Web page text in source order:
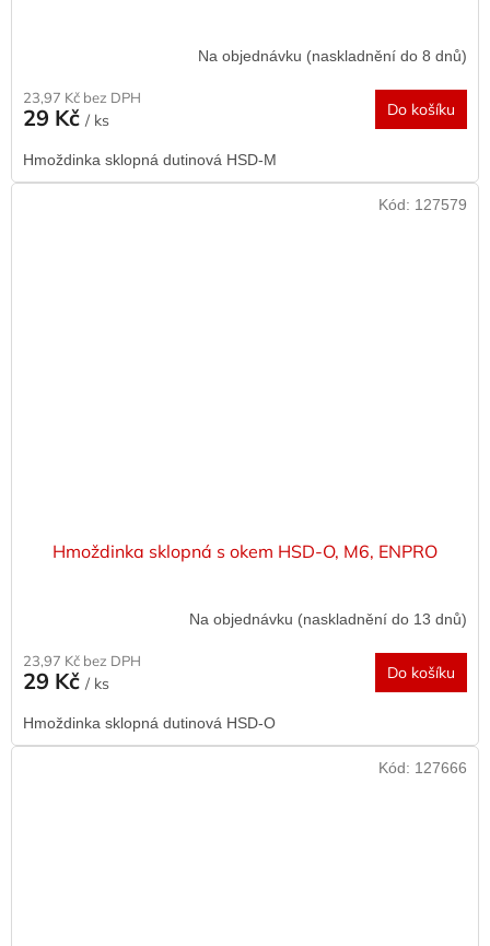
Na objednávku (naskladnění do 8 dnů)
23,97 Kč bez DPH
29 Kč / ks
Do košíku
Hmoždinka sklopná dutinová HSD-M
Hmoždinka sklopná s okem HSD-O, M6, ENPRO
Na objednávku (naskladnění do 13 dnů)
23,97 Kč bez DPH
29 Kč / ks
Do košíku
Hmoždinka sklopná dutinová HSD-O
Kód: 127579
Kód: 127666